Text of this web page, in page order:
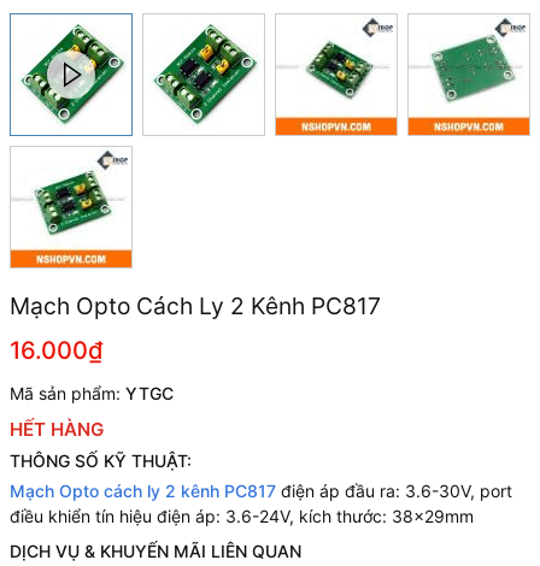
Mạch Opto Cách Ly 2 Kênh PC817
16.000₫
Mã sản phẩm: YTGC
HẾT HÀNG
THÔNG SỐ KỸ THUẬT:
Mạch Opto cách ly 2 kênh PC817 điện áp đầu ra: 3.6-30V, port
điều khiển tín hiệu điện áp: 3.6-24V, kích thước: 38x29mm
DỊCH VỤ & KHUYẾN MÃI LIÊN QUAN